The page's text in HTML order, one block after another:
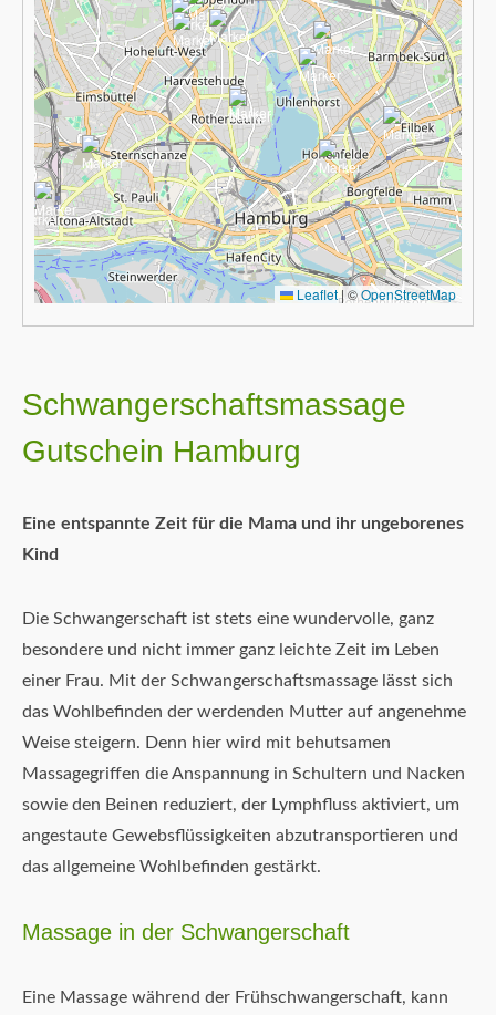
Leaflet| ©OpenStreetMap
Schwangerschaftsmassage
Gutschein Hamburg
Eine entspannte Zeit für die Mama und ihr ungeborenes
Kind
Die Schwangerschaft ist stets eine wundervolle, ganz
besondere und nicht immer ganz leichte Zeit im Leben
einer Frau. Mit der Schwangerschaftsmassage lässt sich
das Wohlbefinden der werdenden Mutter auf angenehme
Weise steigern. Denn hier wird mit behutsamen
Massagegriffen die Anspannung in Schultern und Nacken
sowie den Beinen reduziert, der Lymphfluss aktiviert, um
angestaute Gewebsflüssigkeiten abzutransportieren und
das allgemeine Wohlbefinden gestärkt.
Massage in der Schwangerschaft
Eine Massage während der Frühschwangerschaft, kann